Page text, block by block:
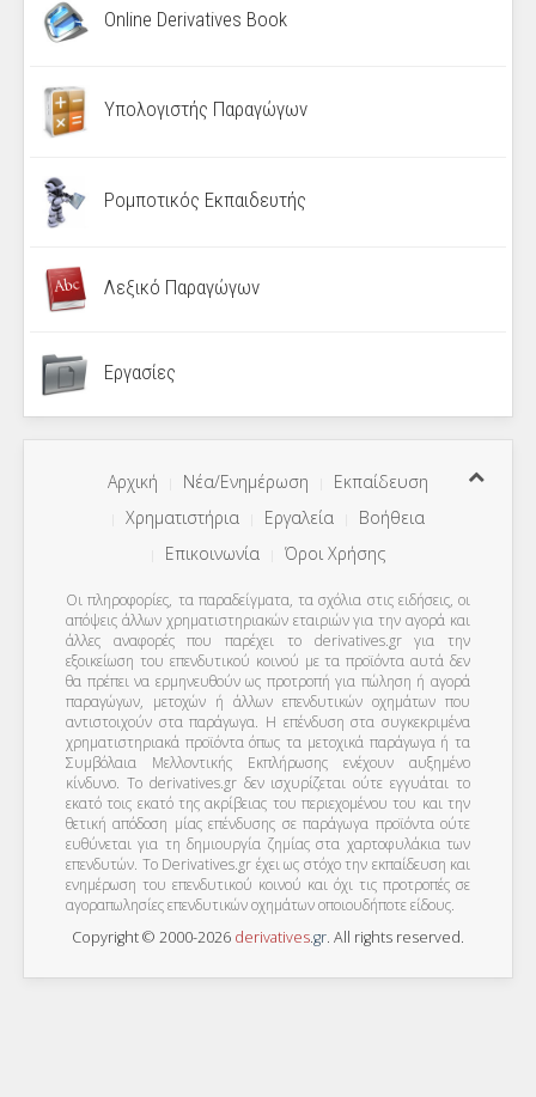
Online Derivatives Book
Υπολογιστής Παραγώγων
Ρομποτικός Εκπαιδευτής
Λεξικό Παραγώγων
Εργασίες
Αρχική Νέα/Ενημέρωση
Εκπαίδευση
Χρηματιστήρια
Εργαλεία
Βοήθεια
Επικοινωνία
Όροι Χρήσης
Οι πληροφορίες, τα παραδείγματα, τα σχόλια στις ειδήσεις, οι
απόψεις άλλων χρηματιστηριακών εταιριών για την αγορά και
άλλες αναφορές που παρέχει το derivatives.gr για την
εξοικείωση του επενδυτικού κοινού με τα προϊόντα αυτά δεν
θα πρέπει να ερμηνευθούν ως προτροπή για πώληση ή αγορά
παραγώγων, μετοχών ή άλλων επενδυτικών οχημάτων που
αντιστοιχούν στα παράγωγα. Η επένδυση στα συγκεκριμένα
χρηματιστηριακά προϊόντα όπως τα μετοχικά παράγωγα ή τα
Συμβόλαια Μελλοντικής Εκπλήρωσης ενέχουν αυξημένο
κίνδυνο. Το derivatives.gr δεν ισχυρίζεται ούτε εγγυάται το
εκατό τοις εκατό της ακρίβειας του περιεχομένου του και την
θετική απόδοση μίας επένδυσης σε παράγωγα προϊόντα ούτε
ευθύνεται για τη δημιουργία ζημίας στα χαρτοφυλάκια των
επενδυτών. To Derivatives.gr έχει ως στόχο την εκπαίδευση και
ενημέρωση του επενδυτικού κοινού και όχι τις προτροπές σε
αγοραπωλησίες επενδυτικών οχημάτων οποιουδήποτε είδους.
Copyright © 2000-2026 derivatives.gr. All rights reserved.